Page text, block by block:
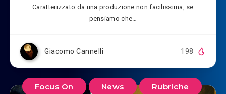
Caratterizzato da una produzione non facilissima, se
pensiamo che…
Giacomo Cannelli 198
Focus On News Rubriche